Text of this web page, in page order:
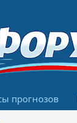
прогнозов